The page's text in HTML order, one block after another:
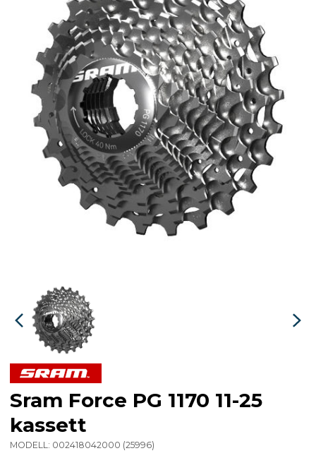
Sram Force PG 1170 11-25
kassett
MODELL: 002418042000 (25996)